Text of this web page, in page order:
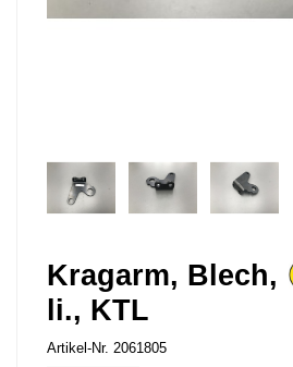
Kragarm, Blech,
li., KTL
Artikel-Nr. 2061805